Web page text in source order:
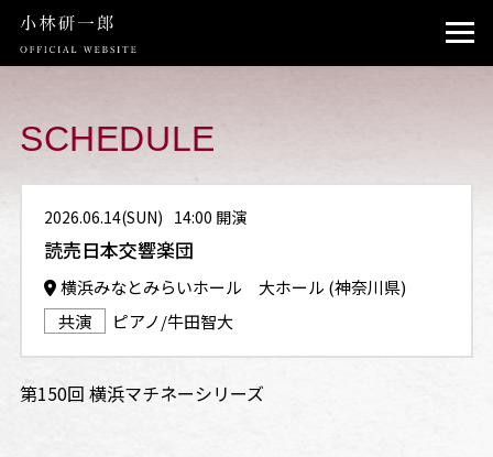
TOP
SCHEDULE
CONTACT
SCHEDULE
2026.06.14(SUN) 14:00 開演
読売日本交響楽団
横浜みなとみらいホール 大ホール (神奈川県)
共演
ピアノ/牛田智大
第150回 横浜マチネーシリーズ